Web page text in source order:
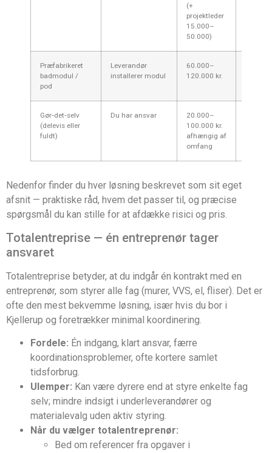
(+
projektleder
15.000–
50.000)
Præfabrikeret
badmodul /
pod
Leverandør
installerer modul
60.000–
120.000 kr.
Gør‑det‑selv
(delevis eller
fuldt)
Du har ansvar
20.000–
100.000 kr.
afhængig af
omfang
Nedenfor finder du hver løsning beskrevet som sit eget
afsnit — praktiske råd, hvem det passer til, og præcise
spørgsmål du kan stille for at afdække risici og pris.
Totalentreprise — én entreprenør tager
ansvaret
Totalentreprise betyder, at du indgår én kontrakt med en
entreprenør, som styrer alle fag (murer, VVS, el, fliser). Det er
ofte den mest bekvemme løsning, især hvis du bor i
Kjellerup og foretrækker minimal koordinering.
Fordele: Én indgang, klart ansvar, færre
koordinationsproblemer, ofte kortere samlet
tidsforbrug.
Ulemper: Kan være dyrere end at styre enkelte fag
selv; mindre indsigt i underleverandører og
materialevalg uden aktiv styring.
Når du vælger totalentreprenør:
Bed om referencer fra opgaver i